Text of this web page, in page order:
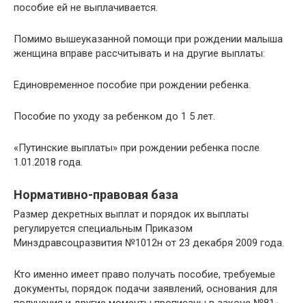
пособие ей не выплачивается.
Помимо вышеуказанной помощи при рождении малыша
женщина вправе рассчитывать и на другие выплаты:
Единовременное пособие при рождении ребенка.
Пособие по уходу за ребенком до 1 5 лет.
«Путинские выплаты» при рождении ребенка после
1.01.2018 года.
Нормативно-правовая база
Размер декретных выплат и порядок их выплаты
регулируется специальным Приказом
Минздравсоцразвития №1012н от 23 декабря 2009 года.
Кто именно имеет право получать пособие, требуемые
документы, порядок подачи заявлений, основания для